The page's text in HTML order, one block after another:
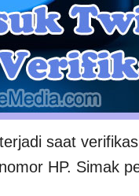
saat
HP. Simak